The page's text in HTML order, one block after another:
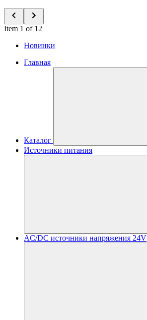
Item 1 of 12
Новинки
Главная
Каталог
Источники питания
AC/DC источники напряжения 24V